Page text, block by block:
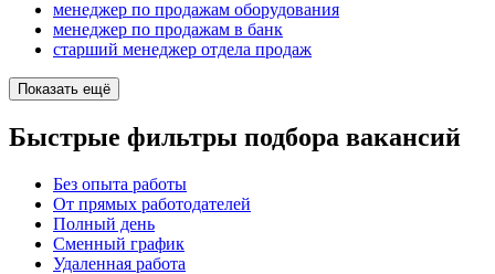
менеджер по продажам оборудования
менеджер по продажам в банк
старший менеджер отдела продаж
Показать ещё
Быстрые фильтры подбора вакансий
Без опыта работы
От прямых работодателей
Полный день
Сменный график
Удаленная работа